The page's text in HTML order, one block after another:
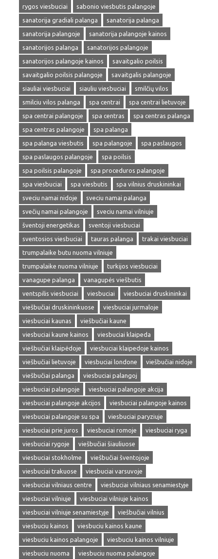
rygos viesbuciai
sabonio viesbutis palangoje
sanatorija gradiali palanga
sanatorija palanga
sanatorija palangoje
sanatorija palangoje kainos
sanatorijos palanga
sanatorijos palangoje
sanatorijos palangoje kainos
savaitgalio poilsis
savaitgalio poilsis palangoje
savaitgalis palangoje
siauliai viesbuciai
siauliu viesbuciai
smilčių vilos
smilciu vilos palanga
spa centrai
spa centrai lietuvoje
spa centrai palangoje
spa centras
spa centras palanga
spa centras palangoje
spa palanga
spa palanga viesbutis
spa palangoje
spa paslaugos
spa paslaugos palangoje
spa poilsis
spa poilsis palangoje
spa proceduros palangoje
spa viesbuciai
spa viesbutis
spa vilnius druskininkai
sveciu namai nidoje
sveciu namai palanga
svečių namai palangoje
sveciu namai vilniuje
šventoji energetikas
sventoji viesbuciai
sventosios viesbuciai
tauras palanga
trakai viesbuciai
trumpalaike butu nuoma vilniuje
trumpalaike nuoma vilniuje
turkijos viesbuciai
vanagupe palanga
vanagupės viešbutis
ventspilis viesbuciai
viesbuciai
viesbuciai druskininkai
viešbučiai druskininkuose
viesbuciai jurmaloje
viesbuciai kaunas
viešbučiai kaune
viesbuciai kaune kainos
viesbuciai klaipeda
viešbučiai klaipėdoje
viesbuciai klaipedoje kainos
viešbučiai lietuvoje
viesbuciai londone
viešbučiai nidoje
viešbučiai palanga
viesbuciai palangoj
viesbuciai palangoje
viesbuciai palangoje akcija
viesbuciai palangoje akcijos
viesbuciai palangoje kainos
viesbuciai palangoje su spa
viesbuciai paryziuje
viesbuciai prie juros
viesbuciai romoje
viesbuciai ryga
viesbuciai rygoje
viešbučiai šiauliuose
viesbuciai stokholme
viešbučiai šventojoje
viesbuciai trakuose
viesbuciai varsuvoje
viesbuciai vilniaus centre
viesbuciai vilniaus senamiestyje
viesbuciai vilniuje
viesbuciai vilniuje kainos
viesbuciai vilniuje senamiestyje
viešbučiai vilnius
viesbuciu kainos
viesbuciu kainos kaune
viesbuciu kainos palangoje
viesbuciu kainos vilniuje
viesbuciu nuoma
viesbuciu nuoma palangoje